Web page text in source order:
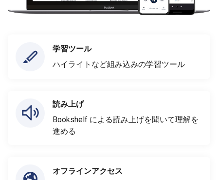
学習ツール
ハイライトなど組み込みの学習ツール
読み上げ
Bookshelf による読み上げを聞いて理解を
進める
オフラインアクセス